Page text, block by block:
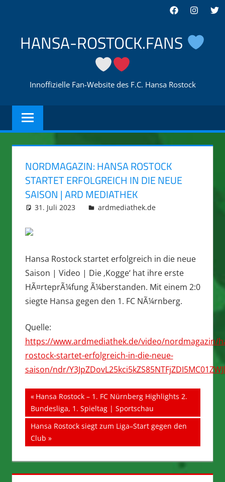
springen
Facebook
HANSA-ROSTOCK.FANS
Innoffizielle Fan-Website des F.C. Hansa Rostock
NORDMAGAZIN: HANSA ROSTOCK
STARTET ERFOLGREICH IN DIE NEUE
SAISON | ARD MEDIATHEK
31. Juli 2023 integromat
ardmediathek.de
Hansa Rostock startet erfolgreich in die neue
Saison | Video | Die ‚Kogge‘ hat ihre erste
HÃ¤rteprÃ¼fung Ã¼berstanden. Mit einem 2:0
siegte Hansa gegen den 1. FC NÃ¼rnberg.
Quelle:
https://www.ardmediathek.de/video/nordmagazin/
rostock-startet-erfolgreich-in-die-neue-
saison/ndr/
Beitragsnavigation
Vorheriger
Beitrag:
Hansa Rostock – 1. FC Nürnberg Highlights 2.
Bundesliga, 1. Spieltag | Sportschau
Nächster
Beitrag:
Hansa Rostock siegt zum Liga–Start gegen den
Club